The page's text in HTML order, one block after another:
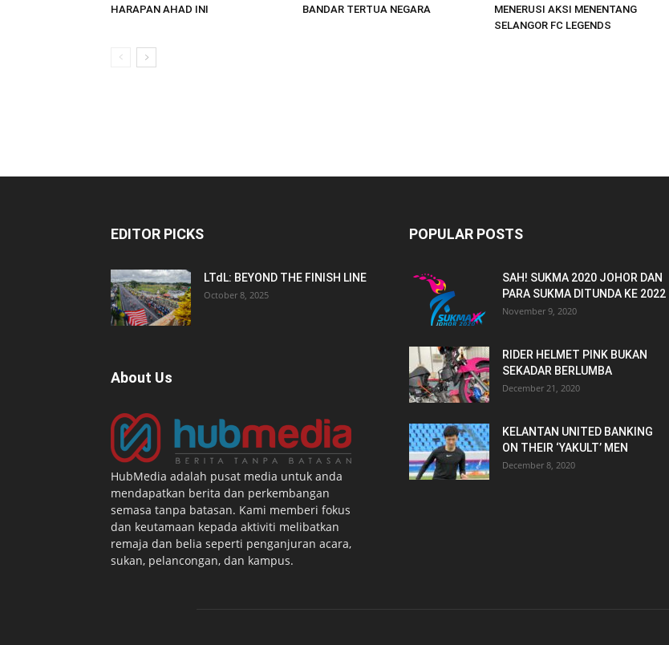
HARAPAN AHAD INI
BANDAR TERTUA NEGARA
MENERUSI AKSI MENENTANG
SELANGOR FC LEGENDS
EDITOR PICKS
LTdL: BEYOND THE FINISH LINE
October 8, 2025
About Us
HubMedia adalah pusat media untuk anda
mendapatkan berita dan perkembangan
semasa tanpa batasan. Kami memberi fokus
dan keutamaan kepada aktiviti melibatkan
remaja dan belia seperti penganjuran acara,
sukan, pelancongan, dan kampus.
POPULAR POSTS
SAH! SUKMA 2020 JOHOR DAN
PARA SUKMA DITUNDA KE 2022
November 9, 2020
RIDER HELMET PINK BUKAN
SEKADAR BERLUMBA
December 21, 2020
KELANTAN UNITED BANKING
ON THEIR ‘YAKULT’ MEN
December 8, 2020